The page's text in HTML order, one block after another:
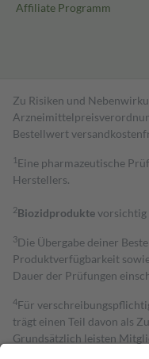
Affiliate Programm
Zu Risiken und
Bestell­wert
1 Eine pharmazeutische
Herstellers.
2Biozidproduktevorsichtig
3Die Übergabe deiner
Produktverfügbarkeit
Dauer der Prüfungen
4Für
trägt einen Teil davon als
Grundsätzlich leisten